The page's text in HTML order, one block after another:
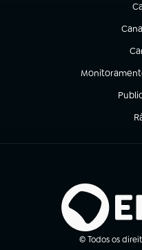
(abre em nova
(abre
© Todos os